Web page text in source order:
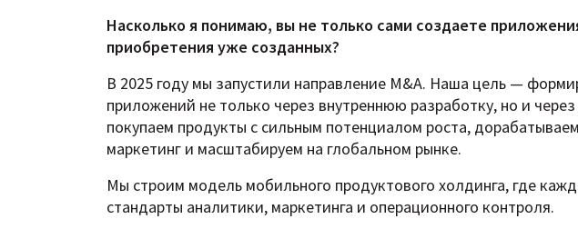
Насколько я понимаю, вы не только сами создаете
приобретения уже созданных?
В 2025 году мы запустили направление M&A. Наша цель —
приложений не только через внутреннюю разработку, но и
покупаем продукты с сильным потенциалом роста,
маркетинг и масштабируем на глобальном рынке.
Мы строим модель мобильного продуктового холдинга, где
стандарты аналитики, маркетинга и операционного контроля.